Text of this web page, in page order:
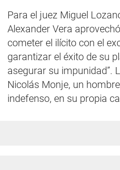
Para el juez Miguel
Alexander Vera
cometer el ilícito con el
garantizar el éxito de su
asegurar su impunidad”.
Nicolás Monje, un
indefenso, en su propia